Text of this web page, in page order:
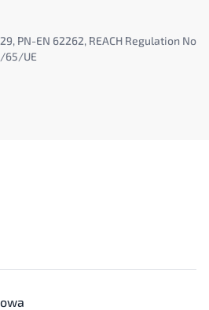
PN-EN 62262, REACH Regulation No
65/UE